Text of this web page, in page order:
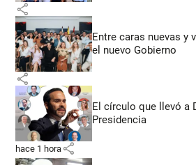
share
Entre caras nuevas y
el nuevo Gobierno
share
El círculo que llevó a
Presidencia
hace 1 hora share